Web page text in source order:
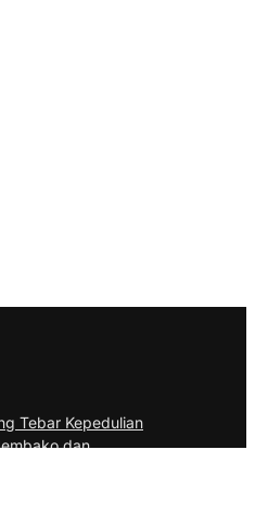
Tebar Kepedulian
dan